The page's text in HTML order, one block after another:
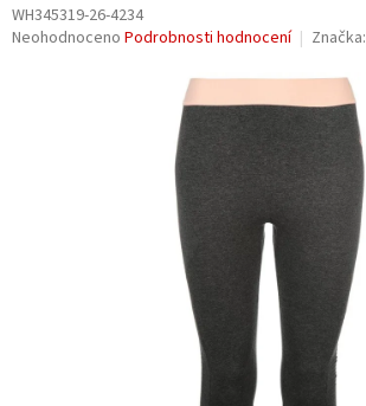
WH345319-26-4234
Průměrné
Neohodnoceno Podrobnosti hodnocení Značka: